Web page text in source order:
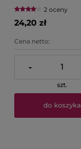
2 oceny
24,20 zł
Cena netto:
-
szt.
do koszyka